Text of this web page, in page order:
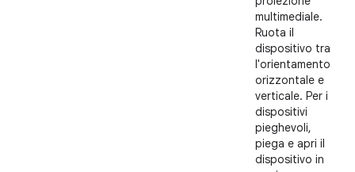
multimediale.
Ruota il
dispositivo tra
l'orientamento
orizzontale e
verticale. Per i
dispositivi
pieghevoli,
piega e apri il
dispositivo in